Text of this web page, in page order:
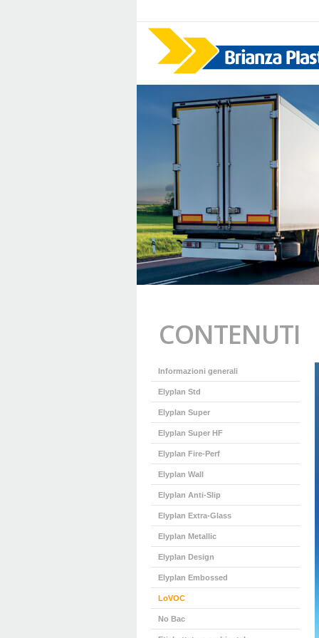
CONTENUTI
Informazioni generali
Elyplan Std
Elyplan Super
Elyplan Super HF
Elyplan Fire-Perf
Elyplan Wall
Elyplan Anti-Slip
Elyplan Extra-Glass
Elyplan Metallic
Elyplan Design
Elyplan Embossed
LoVOC
No Bac